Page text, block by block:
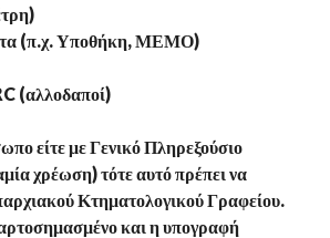
(π.χ. Υποθήκη, ΜΕΜΟ)
(αλλοδαποί)
είτε με Γενικό Πληρεξούσιο
χρέωση) τότε αυτό πρέπει να
Κτηματολογικού Γραφείου.
και η υπογραφή